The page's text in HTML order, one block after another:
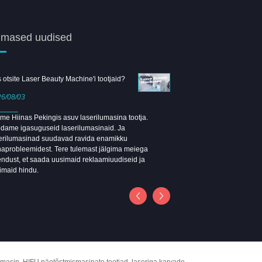
uudised
otsite Laser Beauty Machine'i tootjaid?
08/03
Hiinas Pekingis asuv laserilumasina tootja.
igasuguseid laserilumasinaid. Ja
suudavad ravida enamikku
Tere tulemast jälgima meiega
et saada uusimaid reklaamiuudiseid ja
hindu.